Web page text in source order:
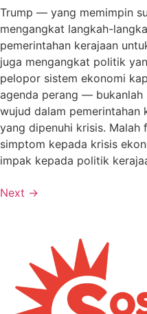
Trump — yang memimpin
mengangkat langkah-
pemerintahan kerajaan
juga mengangkat politik
pelopor sistem ekonomi
agenda perang —
wujud dalam pemerintahan
yang dipenuhi krisis. Malah
simptom kepada krisis
impak kepada politik
Next →